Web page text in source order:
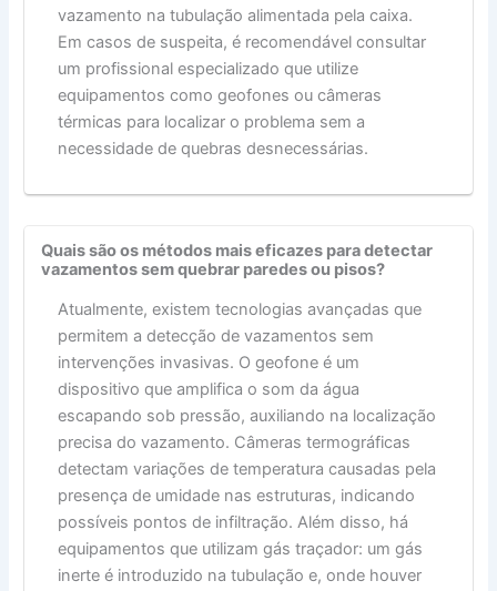
vazamento na tubulação alimentada pela caixa.
Em casos de suspeita, é recomendável consultar
um profissional especializado que utilize
equipamentos como geofones ou câmeras
térmicas para localizar o problema sem a
necessidade de quebras desnecessárias.
Quais são os métodos mais eficazes para detectar
vazamentos sem quebrar paredes ou pisos?
Atualmente, existem tecnologias avançadas que
permitem a detecção de vazamentos sem
intervenções invasivas. O geofone é um
dispositivo que amplifica o som da água
escapando sob pressão, auxiliando na localização
precisa do vazamento. Câmeras termográficas
detectam variações de temperatura causadas pela
presença de umidade nas estruturas, indicando
possíveis pontos de infiltração. Além disso, há
equipamentos que utilizam gás traçador: um gás
inerte é introduzido na tubulação e, onde houver